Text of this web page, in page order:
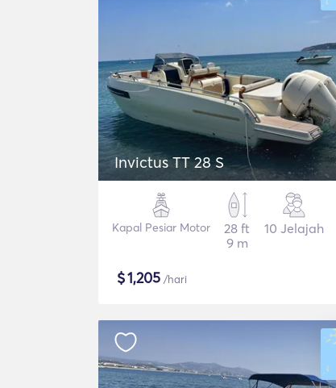
Invictus TT 28 S
Kapal Pesiar Motor
28 ft
9 m
10 Jelajah
$1,205 /hari